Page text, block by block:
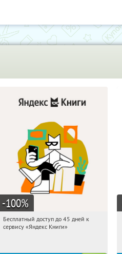
-100%
05:53:32
Получи первым!
Бесплатный доступ до 45 дней к
сервису «Яндекс Книги»